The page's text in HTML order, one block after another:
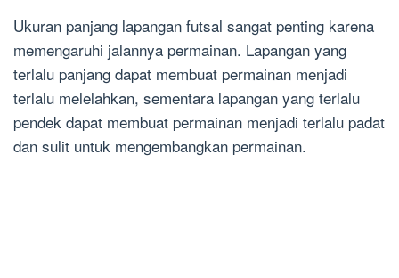
Ukuran panjang lapangan futsal sangat penting karena
memengaruhi jalannya permainan. Lapangan yang
terlalu panjang dapat membuat permainan menjadi
terlalu melelahkan, sementara lapangan yang terlalu
pendek dapat membuat permainan menjadi terlalu padat
dan sulit untuk mengembangkan permainan.